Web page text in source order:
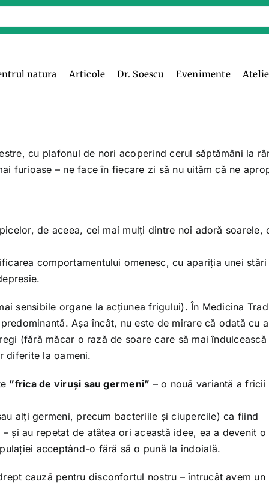
natura Articole Dr. Soescu Evenimente
cu plafonul de nori acoperind cerul săptămâni la
furioase – ne face în fiecare zi să nu uităm că ne
de aceea, cei mai mulți dintre noi adoră soarele,
comportamentului omenesc, cu apariția unei stări
sensibile organe la acțiunea frigului). În Medicina
Așa încât, nu este de mirare că odată cu
(fără măcar o rază de soare care să mai îndulcească
diferite la oameni.
”frica de viruși sau germeni” – o nouă variantă a fricii
alți germeni, precum bacteriile și ciupercile) ca fiind
și au repetat de atâtea ori această idee, ea a devenit o
acceptând-o fără să o pună la îndoială.
cauză pentru disconfortul nostru – întrucât avem un